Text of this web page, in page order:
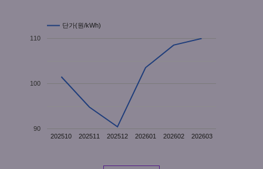
단가(원/kWh)
202510 202511 202512 202601 202602 202603
90
100
110